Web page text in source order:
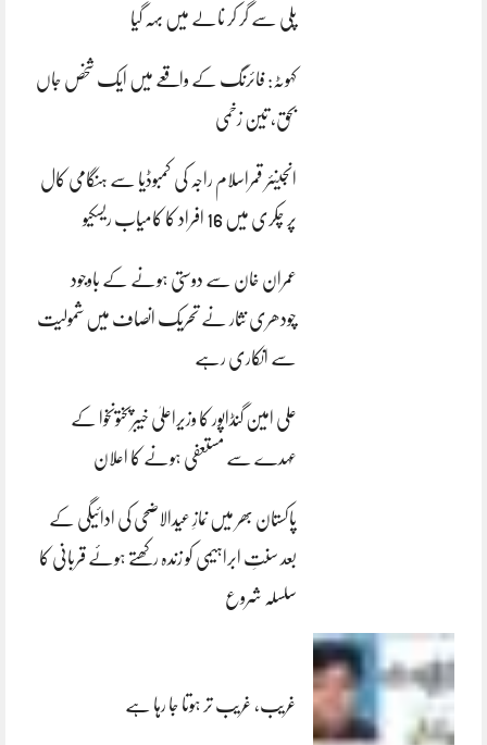
پلی سے گر کر نالے میں بہہ گیا
کہوٹہ: فائرنگ کے واقعے میں ایک شخص جاں
بحق، تین زخمی
انجینئر قمراسلام راجہ کی کمبوڈیا سے ہنگامی کال
پر چکری میں 16 افراد کا کامیاب ریسکیو
عمران خان سے دوستی ہونے کے باوجود
چودھری نثار نے تحریک انصاف میں شمولیت
سے انکاری رہے
علی امین گنڈاپور کا وزیراعلیٰ خیبرپختونخوا کے
عہدے سے مستعفی ہونے کا اعلان
پاکستان بھر میں نمازِ عیدالاضحی کی ادائیگی کے
بعد سنتِ ابراہیمی کو زندہ رکھتے ہوئے قربانی کا
سلسلہ شروع
غریب، غریب تر ہوتا جا رہا ہے